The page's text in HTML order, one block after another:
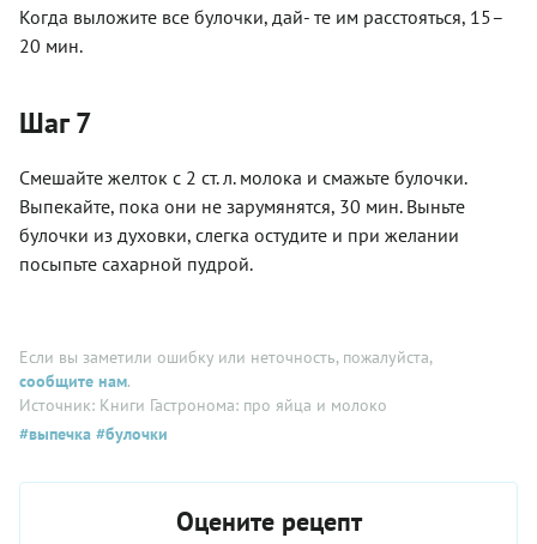
Когда выложите все булочки, дай- те им расстояться, 15–
20 мин.
Шаг 7
Смешайте желток с 2 ст. л. молока и смажьте булочки.
Выпекайте, пока они не зарумянятся, 30 мин. Выньте
булочки из духовки, слегка остудите и при желании
посыпьте сахарной пудрой.
Если вы заметили ошибку или неточность, пожалуйста,
сообщите нам.
Источник: Книги Гастронома: про яйца и молоко
#выпечка #булочки
Оцените рецепт